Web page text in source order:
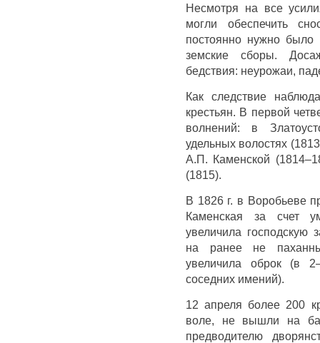
Несмотря на все
могли обеспечить
постоянно нужно было
земские сборы.
бедствия: неурожаи,
Как следствие
крестьян. В первой
волнений: в
удельных волостях
А.П. Каменской
(1815).
В 1826 г. в Воробьеве
Каменская за счет
увеличила господскую
на ранее не
увеличила оброк (в
соседних имений).
12 апреля более 200
воле, не вышли на
предводителю